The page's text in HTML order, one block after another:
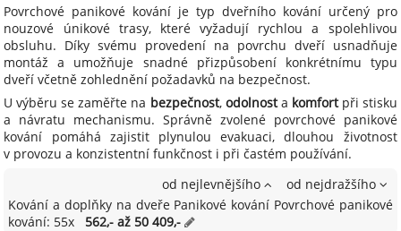
Povrchové panikové kování je typ dveřního kování určený pro
nouzové únikové trasy, které vyžadují rychlou a spolehlivou
obsluhu. Díky svému provedení na povrchu dveří usnadňuje
montáž a umožňuje snadné přizpůsobení konkrétnímu typu
dveří včetně zohlednění požadavků na bezpečnost.
U výběru se zaměřte na bezpečnost, odolnosta komfortpři stisku
a návratu mechanismu. Správně zvolené povrchové panikové
kování pomáhá zajistit plynulou evakuaci, dlouhou životnost
v provozu a konzistentní funkčnost i při častém používání.
od nejlevnějšího
od nejdražšího
Kování a doplňky na dveře Panikové kování Povrchové panikové
kování: 55x
562,- až 50 409,-